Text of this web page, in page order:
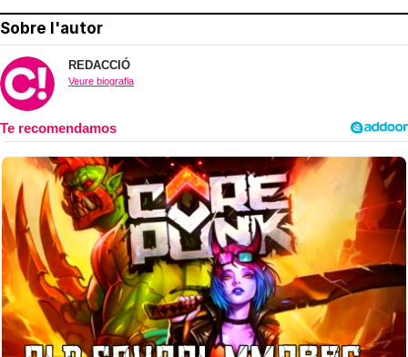
Sobre l'autor
REDACCIÓ
Veure biografia